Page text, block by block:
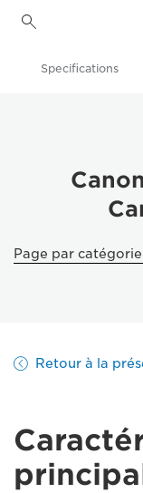
Specifications
Page par catégorie
Retour à la